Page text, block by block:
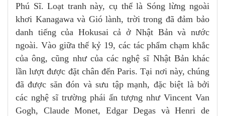
Phú Sĩ. Loạt tranh này, cụ thể là Sóng lừng ngoài
khơi Kanagawa và Gió lành, trời trong đã đảm bảo
danh tiếng của Hokusai cả ở Nhật Bản và nước
ngoài. Vào giữa thế kỷ 19, các tác phẩm chạm khắc
của ông, cũng như của các nghệ sĩ Nhật Bản khác
lần lượt được đặt chân đến Paris. Tại nơi này, chúng
đã được săn đón và sưu tập mạnh, đặc biệt là bởi
các nghệ sĩ trường phái ấn tượng như Vincent Van
Gogh, Claude Monet, Edgar Degas và Henri de